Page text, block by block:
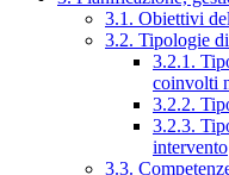
3.1. Obiettivi
3.2. Tipologie
3.2.1.
coinvolti
3.2.2.
3.2.3.
intervento
3.3.